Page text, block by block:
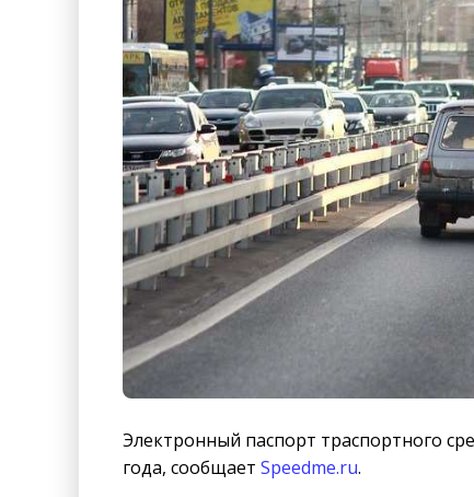
Электронный паспорт траспортного
года, сообщает Speedme.ru.